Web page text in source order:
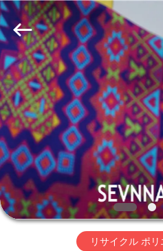
家
プ
ロ
ダ
ク
生
地
supplier.
Copyright
©
2019
-
2026
SEVNNA
TEXTILE.
All
Rights
Reserved.
リサイクル ポ